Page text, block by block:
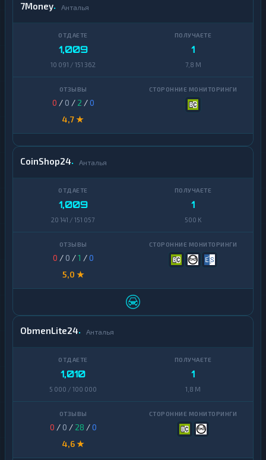
7Money Анталья
1,009
10 091 / 151 362
1
7,8 M
0 / 0 / 2 /0
4,7 ★
CoinShop24 Анталья
1,009
20 141 / 151 057
1
500 K
0 / 0 /1 /0
5,0 ★
ObmenLite24 Анталья
1,010
5 000 / 100 000
1
1,8 M
0 / 0 / 28 /0
4,6 ★